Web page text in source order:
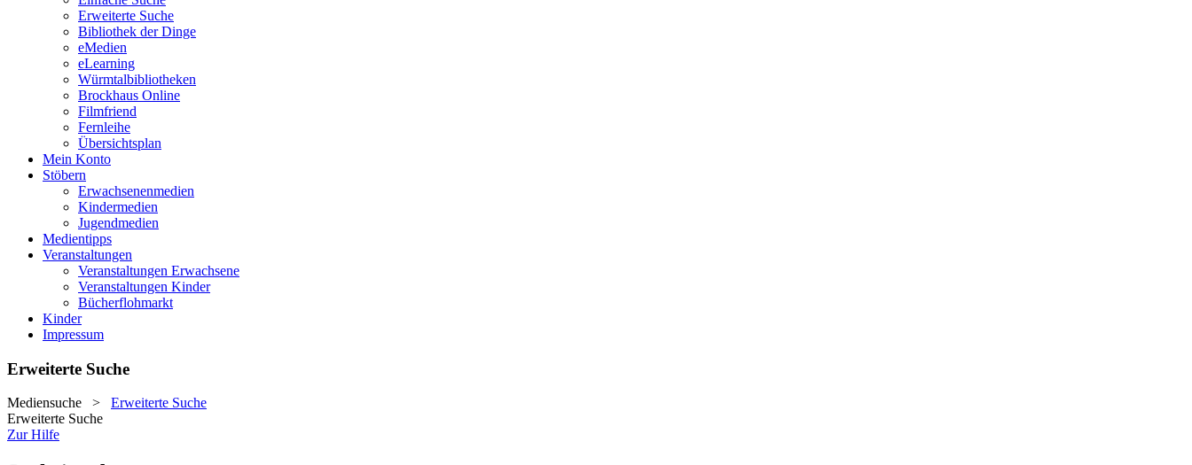
Erweiterte Suche
Bibliothek der Dinge
eMedien
eLearning
Würmtalbibliotheken
Brockhaus Online
Filmfriend
Fernleihe
Übersichtsplan
Mein Konto
Stöbern
Erwachsenenmedien
Kindermedien
Jugendmedien
Medientipps
Veranstaltungen
Veranstaltungen Erwachsene
Veranstaltungen Kinder
Bücherflohmarkt
Kinder
Impressum
Erweiterte Suche
Mediensuche > Erweiterte Suche
Erweiterte Suche
Zur Hilfe